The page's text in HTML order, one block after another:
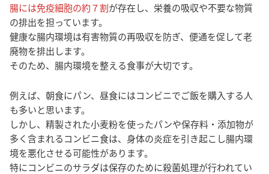
腸には免疫細胞の約７割が存在し、栄養の吸収や不要な物質
の排出を担っています。
健康な腸内環境は有害物質の再吸収を防ぎ、便通を促して老
廃物を排出します。
そのため、腸内環境を整える食事が大切です。
例えば、朝食にパン、昼食にはコンビニでご飯を購入する人
も多いと思います。
しかし、精製された小麦粉を使ったパンや保存料・添加物が
多く含まれるコンビニ食は、身体の炎症を引き起こし腸内環
境を悪化させる可能性があります。
特にコンビニのサラダは保存のために殺菌処理が行われてい